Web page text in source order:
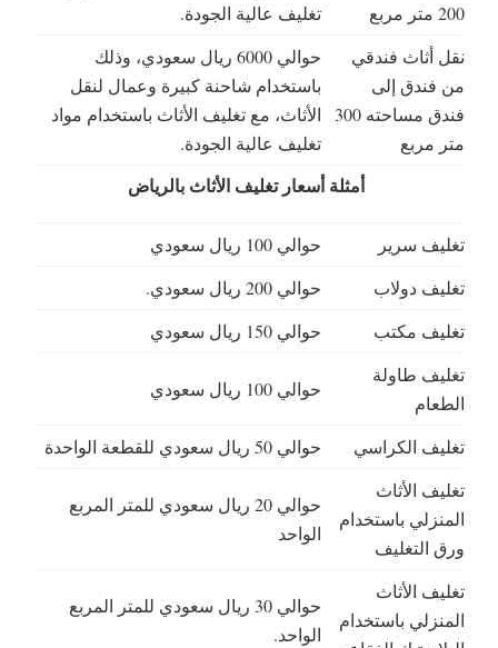
200 متر مربع
تغليف عالية الجودة.
نقل أثاث فندقي
من فندق إلى
فندق مساحته 300
متر مربع
حوالي 6000 ريال سعودي، وذلك
باستخدام شاحنة كبيرة وعمال لنقل
الأثاث، مع تغليف الأثاث باستخدام مواد
تغليف عالية الجودة.
أمثلة أسعار تغليف الأثاث بالرياض
تغليف سرير
حوالي 100 ريال سعودي
تغليف دولاب
حوالي 200 ريال سعودي.
تغليف مكتب
حوالي 150 ريال سعودي
تغليف طاولة
الطعام
حوالي 100 ريال سعودي
تغليف الكراسي
حوالي 50 ريال سعودي للقطعة الواحدة
تغليف الأثاث
المنزلي باستخدام
ورق التغليف
حوالي 20 ريال سعودي للمتر المربع
الواحد
تغليف الأثاث
المنزلي باستخدام
حوالي 30 ريال سعودي للمتر المربع
الواحد.